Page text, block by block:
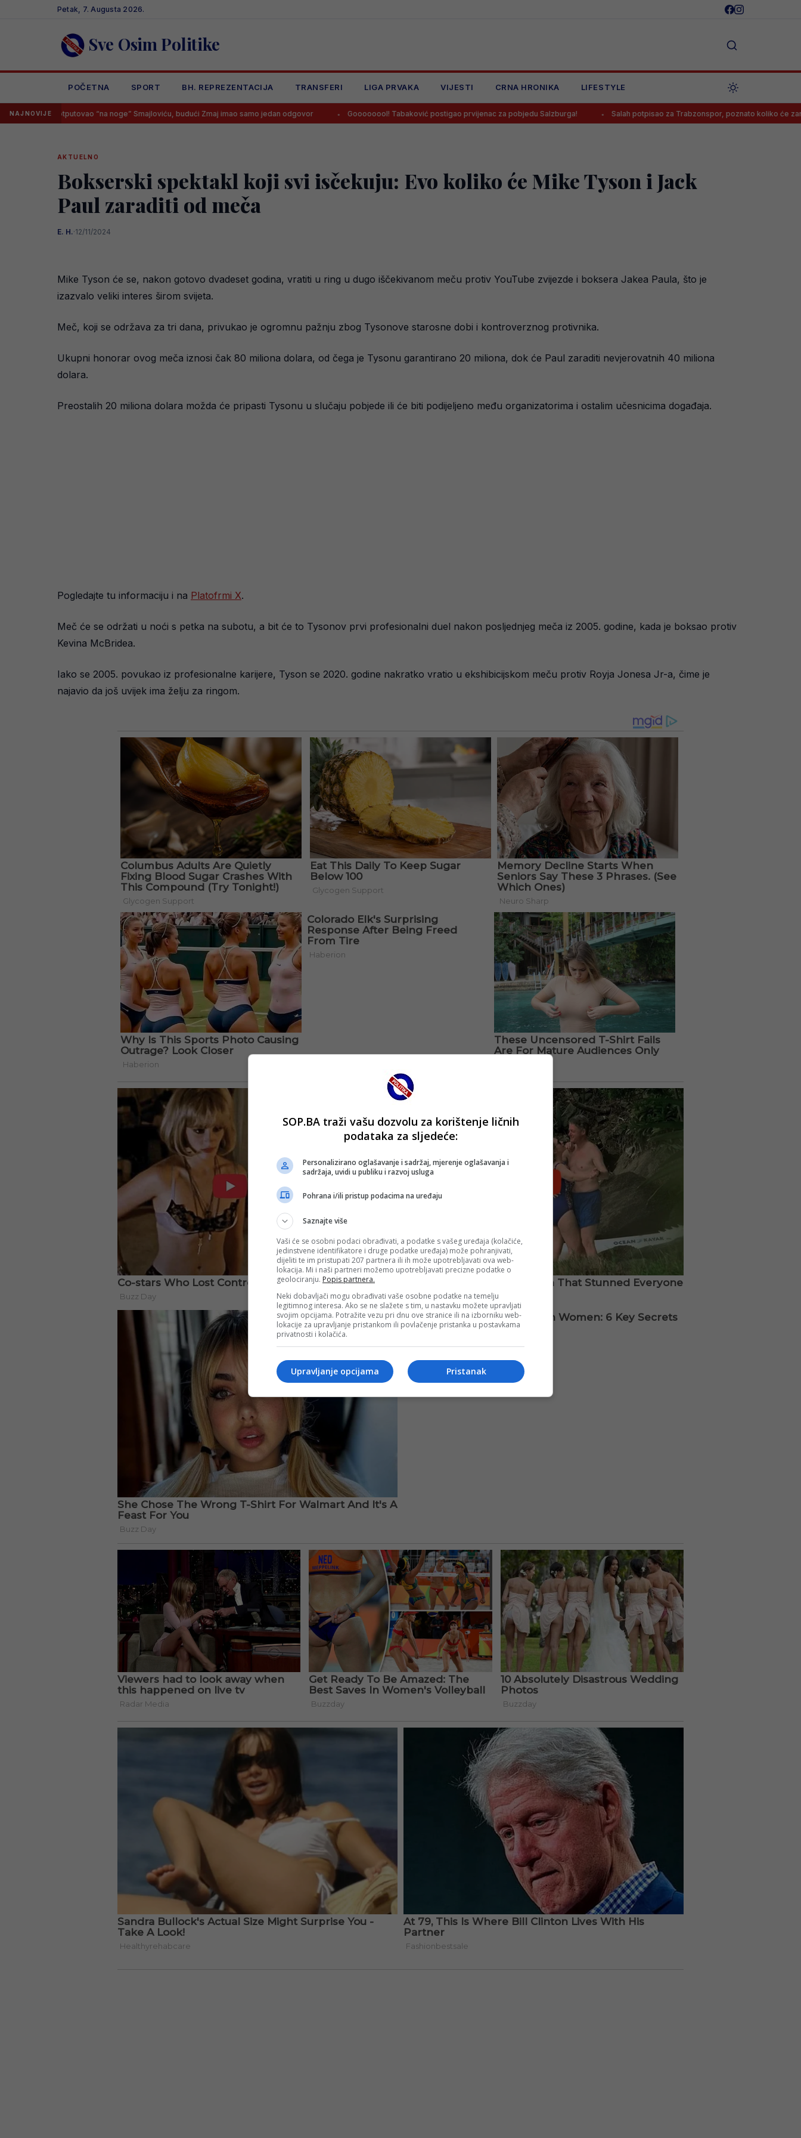
Petak, 7. Augusta 2026.
Sve Osim Politike
POČETNA SPORT BH. REPREZENTACIJA TRANSFERI LIGA PRVAKA VIJESTI CRNA HRONIKA LIFESTYLE
NAJNOVIJE
otputovao “na noge” Smajloviću, budući Zmaj imao samo jedan odgovor Goooooool! Tabaković postigao prvijenac za pobjedu Salzburga! Salah potpisao za Trabzonspor, poznato koliko će zarađivati
AKTUELNO
Bokserski spektakl koji svi isčekuju: Evo koliko će Mike Tyson i Jack
Paul zaraditi od meča
E. H.·12/11/2024
Mike Tyson će se, nakon gotovo dvadeset godina, vratiti u ring u dugo iščekivanom meču protiv YouTube zvijezde i boksera Jakea Paula, što je
izazvalo veliki interes širom svijeta.
Meč, koji se održava za tri dana, privukao je ogromnu pažnju zbog Tysonove starosne dobi i kontroverznog protivnika.
Ukupni honorar ovog meča iznosi čak 80 miliona dolara, od čega je Tysonu garantirano 20 miliona, dok će Paul zaraditi nevjerovatnih 40 miliona
dolara.
Preostalih 20 miliona dolara možda će pripasti Tysonu u slučaju pobjede ili će biti podijeljeno među organizatorima i ostalim učesnicima događaja.
Pogledajte tu informaciju i na Platofrmi X.
Meč će se održati u noći s petka na subotu, a bit će to Tysonov prvi profesionalni duel nakon posljednjeg meča iz 2005. godine, kada je boksao protiv
Kevina McBridea.
Iako se 2005. povukao iz profesionalne karijere, Tyson se 2020. godine nakratko vratio u ekshibicijskom meču protiv Royja Jonesa Jr-a, čime je
najavio da još uvijek ima želju za ringom.
SOP.BA traži vašu dozvolu za korištenje ličnih
podataka za sljedeće:
Personalizirano oglašavanje i sadržaj, mjerenje oglašavanja i
sadržaja, uvidi u publiku i razvoj usluga
Pohrana i/ili pristup podacima na uređaju
Saznajte više
Vaši će se osobni podaci obrađivati, a podatke s vašeg uređaja (kolačiće,
jedinstvene identifikatore i druge podatke uređaja) može pohranjivati,
dijeliti te im pristupati 207 partnera ili ih može upotrebljavati ova web-
lokacija. Mi i naši partneri možemo upotrebljavati precizne podatke o
geolociranju. Popis partnera.
Neki dobavljači mogu obrađivati vaše osobne podatke na temelju
legitimnog interesa. Ako se ne slažete s tim, u nastavku možete upravljati
svojim opcijama. Potražite vezu pri dnu ove stranice ili na izborniku web-
lokacije za upravljanje pristankom ili povlačenje pristanka u postavkama
privatnosti i kolačića.
Pristanak
Upravljanje opcijama